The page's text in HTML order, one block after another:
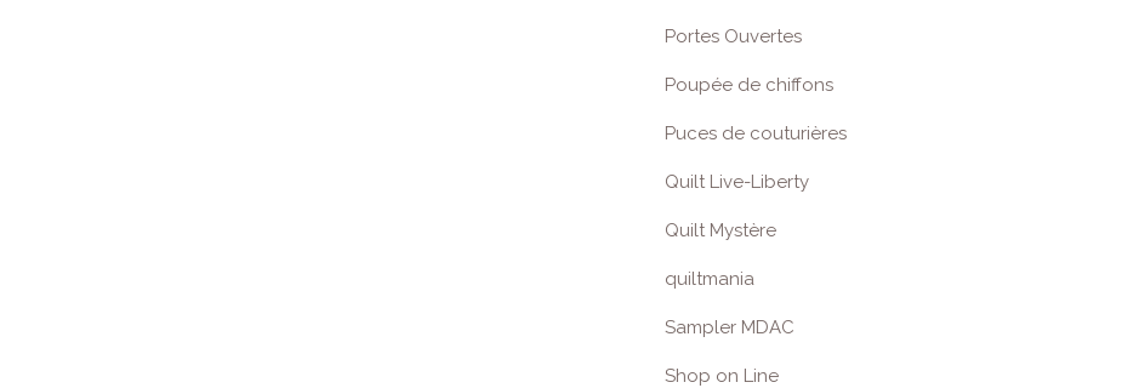
Portes Ouvertes
Poupée de chiffons
Puces de couturières
Quilt Live-Liberty
Quilt Mystère
quiltmania
Sampler MDAC
Shop on Line